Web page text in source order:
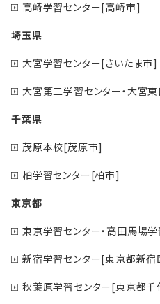
高崎学習センター[高崎市]
埼玉県
大宮学習センター[さいたま市]
大宮第二学習センター・大宮
千葉県
茂原本校[茂原市]
柏学習センター[柏市]
東京都
東京学習センター・高田馬場
新宿学習センター[東京都新宿
秋葉原学習センター[東京都